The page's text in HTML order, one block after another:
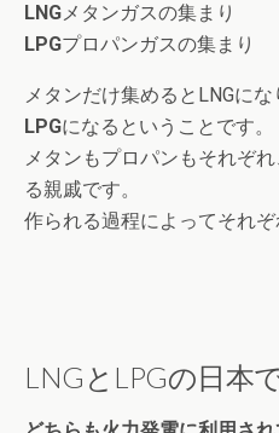
LNGメタンガスの集まり
LPGプロパンガスの集まり
メタンだけ集めるとLNGに
LPGになるということです。
メタンもプロパンもそれぞ
る親戚です。
作られる過程によってそれぞ
LNGとLPGの日本